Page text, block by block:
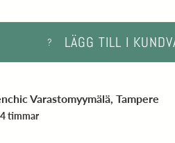
? LÄGG TILL I
Varastomyymälä, Tampere
timmar